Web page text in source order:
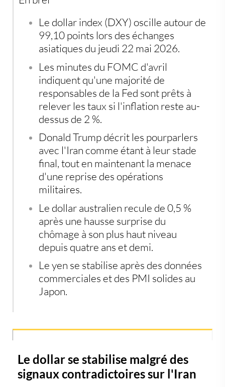
menaces persistantes
Le dollar australien pénalisé par un chômage au plus
haut depuis 4 ans et demi
Protéger son épargne face à l'instabilité monétaire
Le dollar index (DXY) oscille autour de
99,10 points lors des échanges
asiatiques du jeudi 22 mai 2026.
Les minutes du FOMC d'avril
indiquent qu'une majorité de
responsables de la Fed sont prêts à
relever les taux si l'inflation reste au-
dessus de 2 %.
Donald Trump décrit les pourparlers
avec l'Iran comme étant à leur stade
final, tout en maintenant la menace
d'une reprise des opérations
militaires.
Le dollar australien recule de 0,5 %
après une hausse surprise du
chômage à son plus haut niveau
depuis quatre ans et demi.
Le yen se stabilise après des données
commerciales et des PMI solides au
Japon.
Le dollar se stabilise malgré des
signaux contradictoires sur l'Iran